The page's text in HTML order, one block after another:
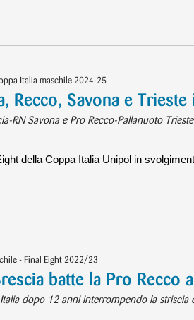
Italia maschile 2024-25
Recco, Savona e
RN Savona e Pro Recco-Pallanuoto
della Coppa Italia Unipol in
- Final Eight 2022/23
batte la Pro Recco
dopo 12 anni interrompendo la striscia